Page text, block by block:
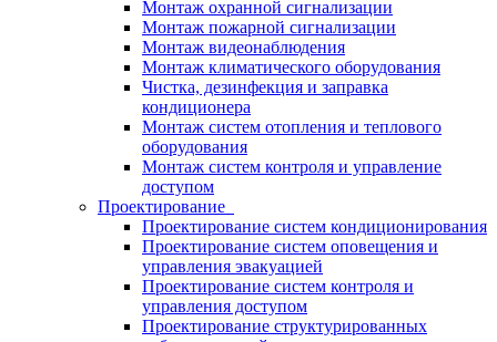
Монтаж охранной сигнализации
Монтаж пожарной сигнализации
Монтаж видеонаблюдения
Монтаж климатического оборудования
Чистка, дезинфекция и заправка
кондиционера
Монтаж систем отопления и теплового
оборудования
Монтаж систем контроля и управление
доступом
Проектирование
Проектирование систем кондиционирования
Проектирование систем оповещения и
управления эвакуацией
Проектирование систем контроля и
управления доступом
Проектирование структурированных